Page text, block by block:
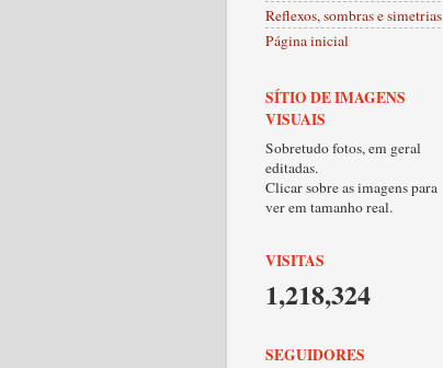
Reflexos, sombras e simetrias
Página inicial
SÍTIO DE IMAGENS
VISUAIS
Sobretudo fotos, em geral
editadas.
Clicar sobre as imagens para
ver em tamanho real.
VISITAS
1,218,324
SEGUIDORES